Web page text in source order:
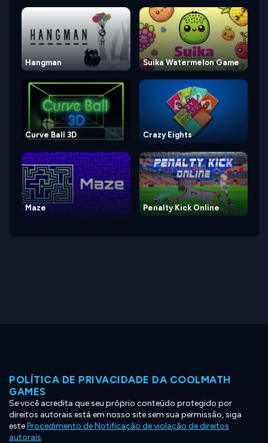
Hangman Suika Watermelon Game
Curve Ball 3D Crazy Eights
Maze Penalty Kick Online
POLÍTICA DE PRIVACIDADE DA COOLMATH
GAMES
Se você acredita que seu próprio conteúdo protegido por
direitos autorais está em nosso site sem sua permissão, siga
esteProcedimento de Notificação de violação de direitos
autorais.